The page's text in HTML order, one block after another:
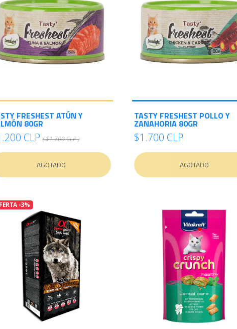
FRESHEST ATÚN Y
80GR
CLP ( $1.700 CLP )
AGOTADO
TASTY FRESHEST POLLO Y
ZANAHORIA 80GR
$1.700 CLP
AGOTADO
-3%